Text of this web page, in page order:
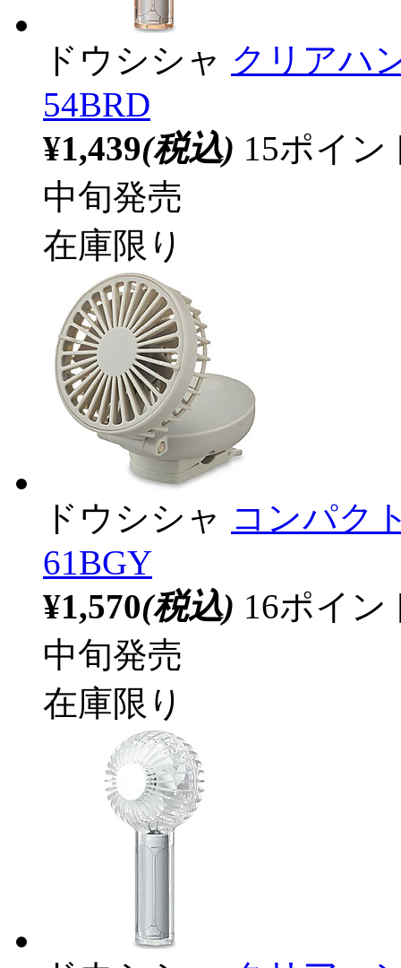
ドウシシャ クリアハ
54BRD
¥1,439(税込) 15ポイ
中旬発売
在庫限り
ドウシシャ コンパク
61BGY
¥1,570(税込) 16ポイ
中旬発売
在庫限り